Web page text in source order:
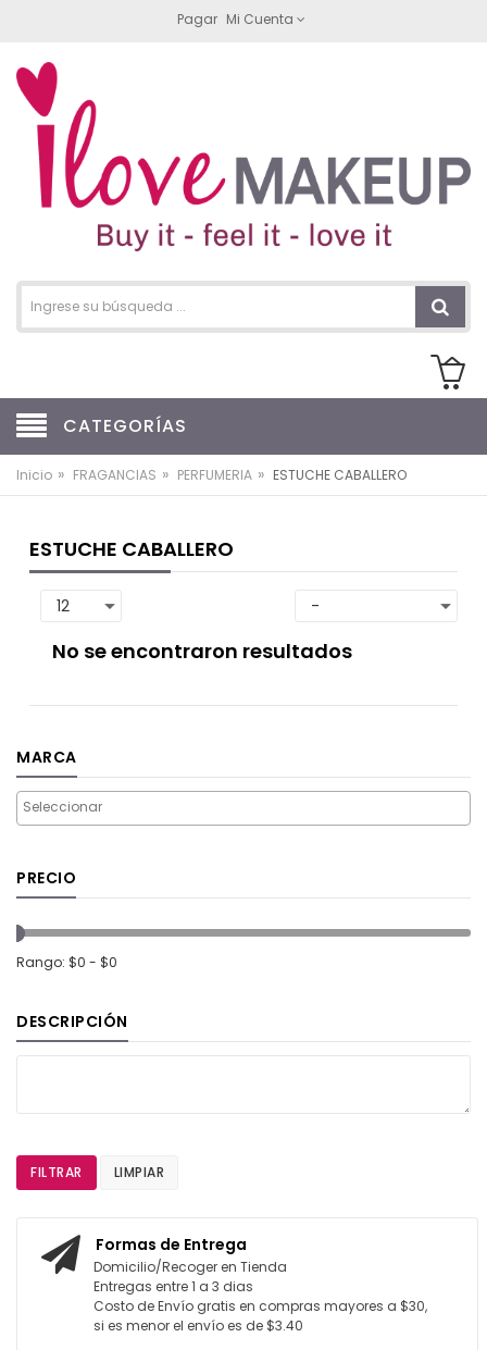
Pagar Mi Cuenta
CATEGORÍAS
Inicio » FRAGANCIAS » PERFUMERIA » ESTUCHE CABALLERO
ESTUCHE CABALLERO
No se encontraron resultados
MARCA
PRECIO
Rango: $0 - $0
DESCRIPCIÓN
FILTRAR LIMPIAR
Formas de Entrega
Domicilio/Recoger en Tienda
Entregas entre 1 a 3 dias
Costo de Envío gratis en compras mayores a $30,
si es menor el envío es de $3.40